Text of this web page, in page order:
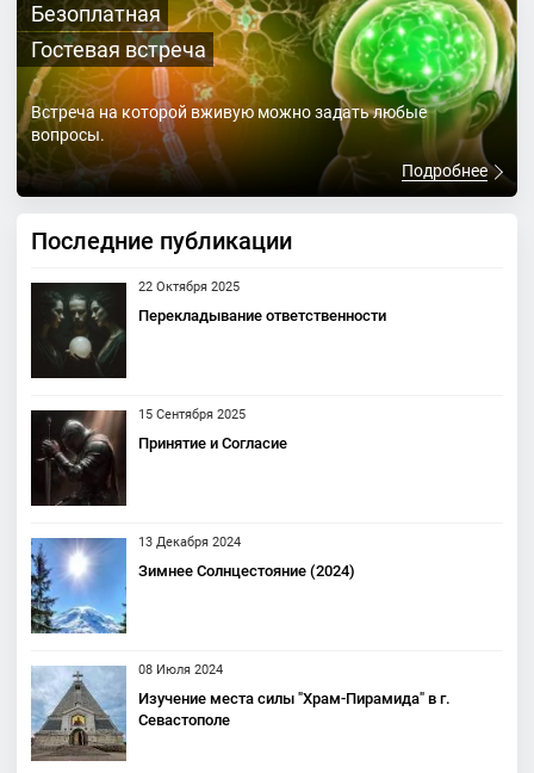
Безоплатная
Гостевая встреча
Встреча на которой вживую можно задать любые
вопросы.
Подробнее
Последние публикации
22 Октября 2025
Перекладывание ответственности
15 Сентября 2025
Принятие и Согласие
13 Декабря 2024
Зимнее Солнцестояние (2024)
08 Июля 2024
Изучение места силы "Храм-Пирамида" в г.
Севастополе